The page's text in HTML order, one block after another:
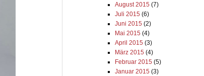
August 2015 (7)
Juli 2015 (6)
Juni 2015 (2)
Mai 2015 (4)
April 2015 (3)
März 2015 (4)
Februar 2015 (5)
Januar 2015 (3)